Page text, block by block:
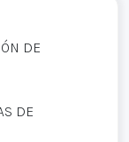
DE
DE